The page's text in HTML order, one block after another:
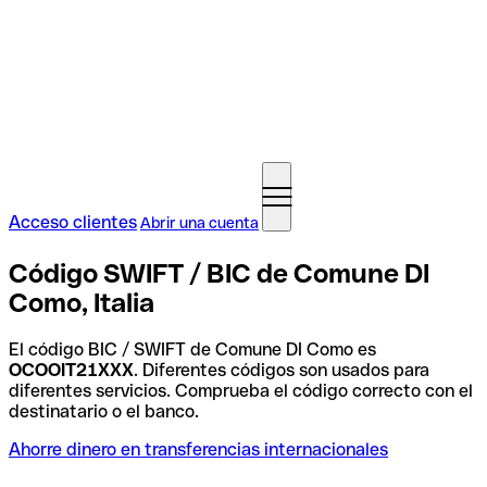
Acceso clientesAbrir una cuenta
Código SWIFT / BIC de Comune DI
Como, Italia
El código BIC / SWIFT de Comune DI Como es
OCOOIT21XXX. Diferentes códigos son usados para
diferentes servicios. Comprueba el código correcto con el
destinatario o el banco.
Ahorre dinero en transferencias internacionales